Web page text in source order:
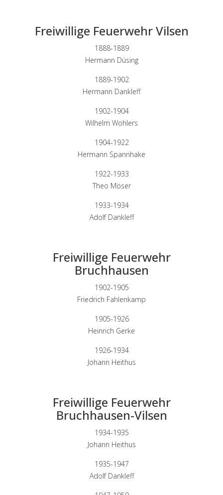
Freiwillige Feuerwehr Vilsen
1888-1889
Hermann Düsing
1889-1902
Hermann Dankleff
1902-1904
Wilhelm Wohlers
1904-1922
Hermann Spannhake
1922-1933
Theo Möser
1933-1934
Adolf Dankleff
Freiwillige Feuerwehr
Bruchhausen
1902-1905
Friedrich Fahlenkamp
1905-1926
Heinrich Gerke
1926-1934
Johann Heithus
Freiwillige Feuerwehr
Bruchhausen-Vilsen
1934-1935
Johann Heithus
1935-1947
Adolf Dankleff